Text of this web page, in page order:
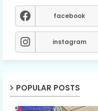
facebook
instagram
POPULAR POSTS